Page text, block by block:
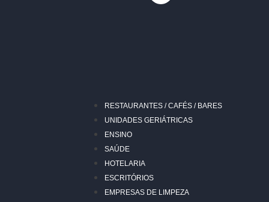
RESTAURANTES / CAFÉS / BARES
UNIDADES GERIÁTRICAS
ENSINO
SAÚDE
HOTELARIA
ESCRITÓRIOS
EMPRESAS DE LIMPEZA